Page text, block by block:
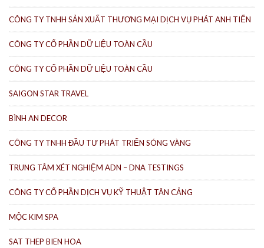
CÔNG TY TNHH SẢN XUẤT THƯƠNG MẠI DỊCH VỤ PHÁT ANH TIẾN
CÔNG TY CỔ PHẦN DỮ LIỆU TOÀN CẦU
CÔNG TY CỔ PHẦN DỮ LIỆU TOÀN CẦU
SAIGON STAR TRAVEL
BÌNH AN DECOR
CÔNG TY TNHH ĐẦU TƯ PHÁT TRIỂN SÓNG VÀNG
TRUNG TÂM XÉT NGHIỆM ADN – DNA TESTINGS
CÔNG TY CỔ PHẦN DỊCH VỤ KỸ THUẬT TÂN CẢNG
MỘC KIM SPA
SAT THEP BIEN HOA